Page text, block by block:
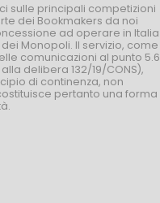
sulle principali competizioni
dei Bookmakers da noi
ad operare in Italia
Monopoli. Il servizio, come
comunicazioni al punto 5.6
delibera 132/19/CONS),
di continenza, non
pertanto una forma